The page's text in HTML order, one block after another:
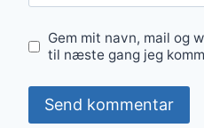
Gem mit navn, mail og
til næste gang jeg